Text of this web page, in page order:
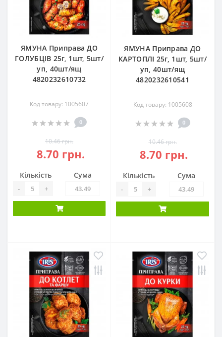
ЯМУНА Приправа ДО
ГОЛУБЦІВ 25г, 1шт, 5шт/
уп, 40шт/ящ
4820232610732
Код товару: 1005607
0
10.46 грн.
8.70 грн.
Кількість
- +
Сума
ЯМУНА Приправа ДО
КАРТОПЛІ 25г, 1шт, 5шт/
уп, 40шт/ящ
4820232610541
Код товару: 1005608
0
10.46 грн.
8.70 грн.
Кількість
- +
Сума